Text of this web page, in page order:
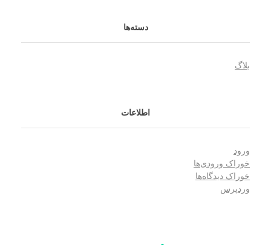
دسته‌ها
بلاگ
اطلاعات
ورود
خوراک ورودی‌ها
خوراک دیدگاه‌ها
وردپرس